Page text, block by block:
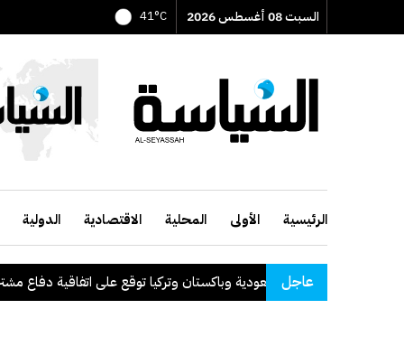
السبت 08 أغسطس 2026 41°C
الرئيسية الأولى المحلية الاقتصادية الدولية
عاجل
السعودية وباكستان وتركيا توقع على اتفاقية دفاع مشترك .